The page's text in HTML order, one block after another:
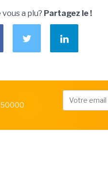
a plu? Partagez le !
50000